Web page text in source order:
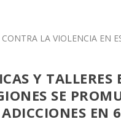
Y
SE
EN